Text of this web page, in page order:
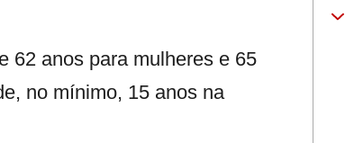
62 anos para mulheres e 65
no mínimo, 15 anos na